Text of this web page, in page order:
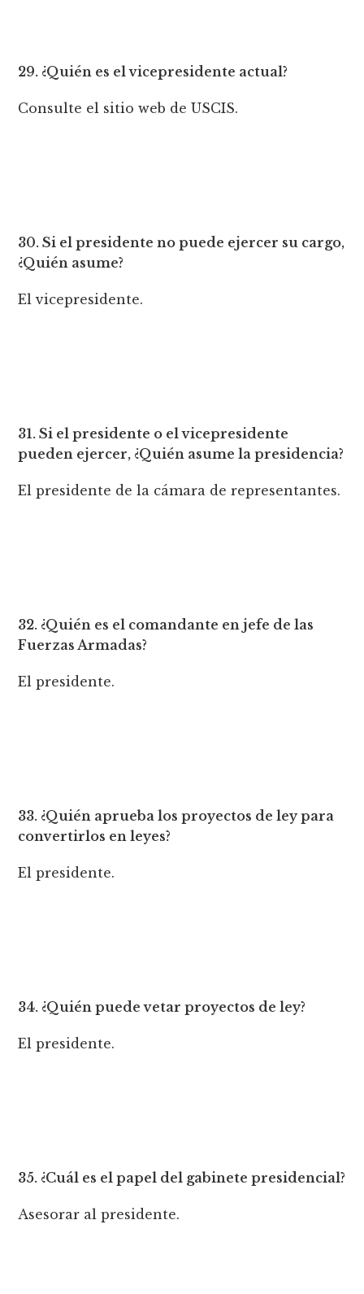
29. ¿Quién es el vicepresidente actual?
Consulte el sitio web de USCIS.
30. Si el presidente no puede ejercer su cargo,
¿Quién asume?
El vicepresidente.
31. Si el presidente o el vicepresidente
pueden ejercer, ¿Quién asume la presidencia?
El presidente de la cámara de representantes.
32. ¿Quién es el comandante en jefe de las
Fuerzas Armadas?
El presidente.
33. ¿Quién aprueba los proyectos de ley para
convertirlos en leyes?
El presidente.
34. ¿Quién puede vetar proyectos de ley?
El presidente.
35. ¿Cuál es el papel del gabinete presidencial?
Asesorar al presidente.